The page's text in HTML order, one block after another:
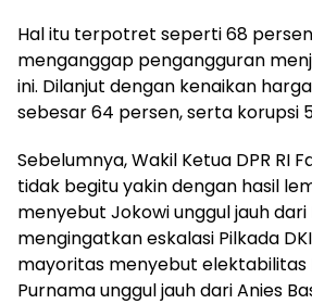
Hal itu terpotret seperti 68
menganggap pengangguran
ini. Dilanjut dengan kenaikan
sebesar 64 persen, serta korupsi
Sebelumnya, Wakil Ketua DPR RI
tidak begitu yakin dengan hasil
menyebut Jokowi unggul jauh dari
mengingatkan eskalasi Pilkada
mayoritas menyebut elektabilitas
Purnama unggul jauh dari Anies